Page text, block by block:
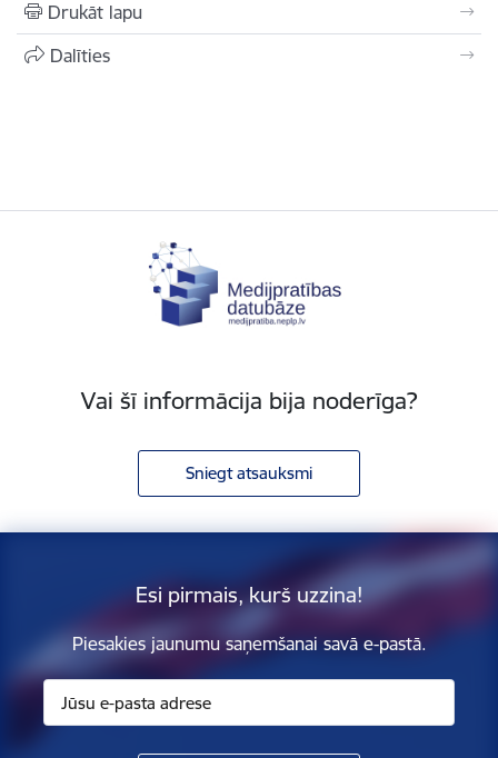
Drukāt lapu
Dalīties
Vai šī informācija bija noderīga?
Sniegt atsauksmi
Esi pirmais, kurš uzzina!
Piesakies jaunumu saņemšanai savā e-pastā.